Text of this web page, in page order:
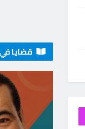
قضايا